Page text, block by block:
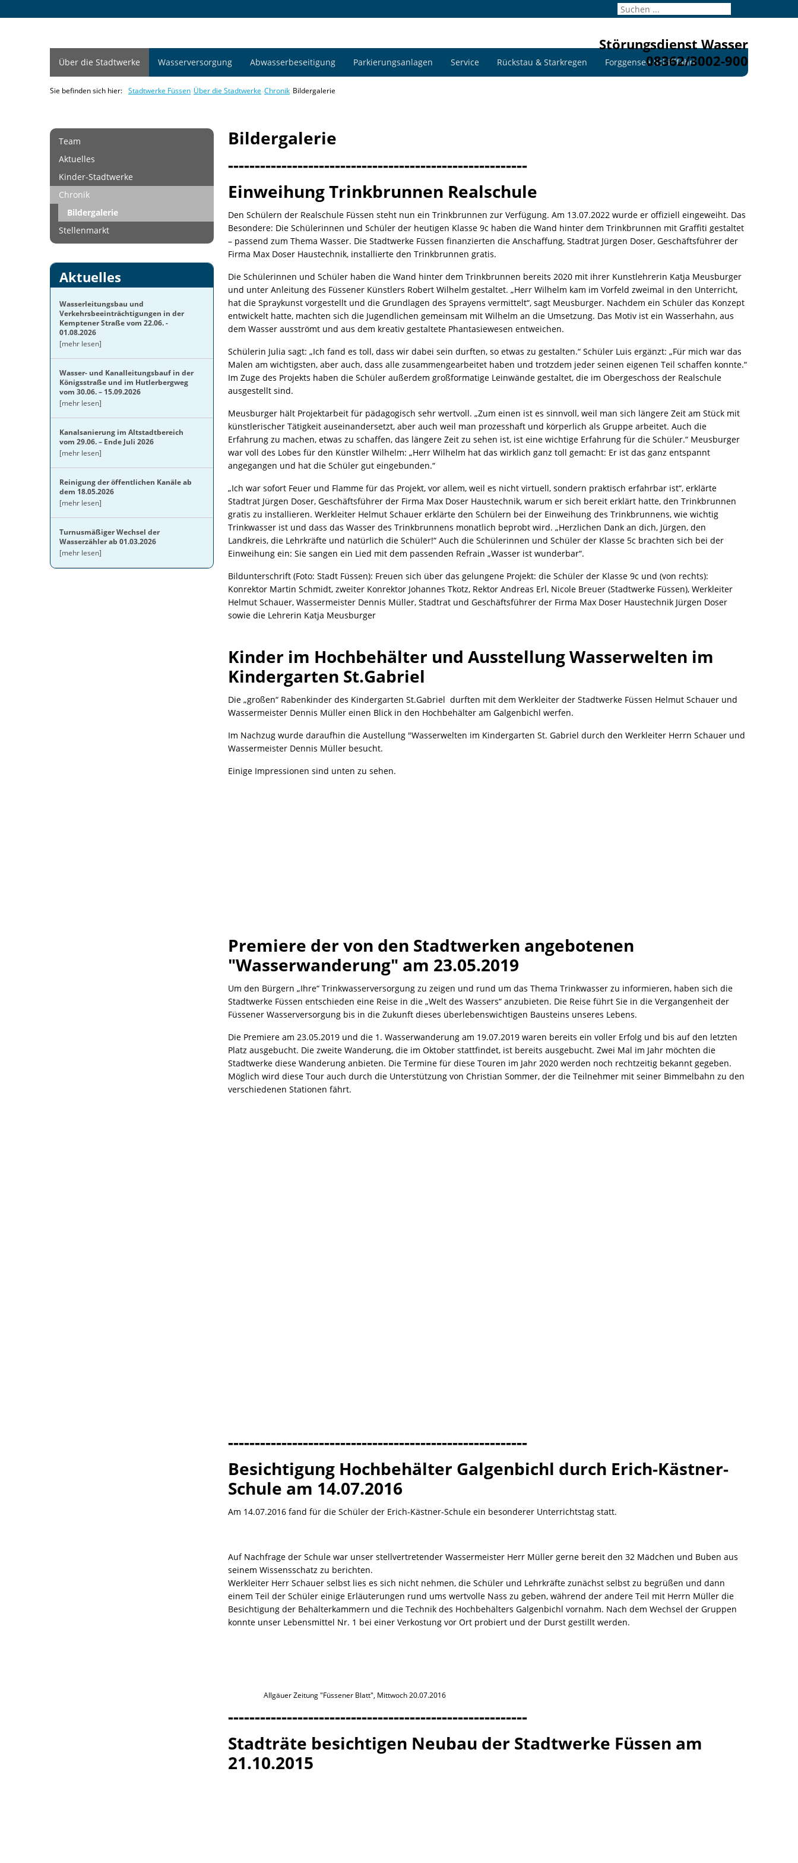
Störungsdienst Wasser
08362/3002-900
Über die Stadtwerke Wasserversorgung Abwasserbeseitigung Parkierungsanlagen Service Rückstau & Starkregen Forggensee-Schifffahrt
Sie befinden sich hier: Stadtwerke Füssen Über die Stadtwerke Chronik Bildergalerie
Team
Aktuelles
Kinder-Stadtwerke
Chronik
Bildergalerie
Stellenmarkt
Aktuelles
Wasserleitungsbau und
Verkehrsbeeinträchtigungen in der
Kemptener Straße vom 22.06. -
01.08.2026
[mehr lesen]
Wasser- und Kanalleitungsbauf in der
Königsstraße und im Hutlerbergweg
vom 30.06. – 15.09.2026
[mehr lesen]
Kanalsanierung im Altstadtbereich
vom 29.06. – Ende Juli 2026
[mehr lesen]
Reinigung der öffentlichen Kanäle ab
dem 18.05.2026
[mehr lesen]
Turnusmäßiger Wechsel der
Wasserzähler ab 01.03.2026
[mehr lesen]
Bildergalerie
--------------------------------------------------------
Einweihung Trinkbrunnen Realschule
Den Schülern der Realschule Füssen steht nun ein Trinkbrunnen zur Verfügung. Am 13.07.2022 wurde er offiziell eingeweiht. Das
Besondere: Die Schülerinnen und Schüler der heutigen Klasse 9c haben die Wand hinter dem Trinkbrunnen mit Graffiti gestaltet
– passend zum Thema Wasser. Die Stadtwerke Füssen finanzierten die Anschaffung, Stadtrat Jürgen Doser, Geschäftsführer der
Firma Max Doser Haustechnik, installierte den Trinkbrunnen gratis.
Die Schülerinnen und Schüler haben die Wand hinter dem Trinkbrunnen bereits 2020 mit ihrer Kunstlehrerin Katja Meusburger
und unter Anleitung des Füssener Künstlers Robert Wilhelm gestaltet. „Herr Wilhelm kam im Vorfeld zweimal in den Unterricht,
hat die Spraykunst vorgestellt und die Grundlagen des Sprayens vermittelt“, sagt Meusburger. Nachdem ein Schüler das Konzept
entwickelt hatte, machten sich die Jugendlichen gemeinsam mit Wilhelm an die Umsetzung. Das Motiv ist ein Wasserhahn, aus
dem Wasser ausströmt und aus dem kreativ gestaltete Phantasiewesen entweichen.
Schülerin Julia sagt: „Ich fand es toll, dass wir dabei sein durften, so etwas zu gestalten.“ Schüler Luis ergänzt: „Für mich war das
Malen am wichtigsten, aber auch, dass alle zusammengearbeitet haben und trotzdem jeder seinen eigenen Teil schaffen konnte.“
Im Zuge des Projekts haben die Schüler außerdem großformatige Leinwände gestaltet, die im Obergeschoss der Realschule
ausgestellt sind.
Meusburger hält Projektarbeit für pädagogisch sehr wertvoll. „Zum einen ist es sinnvoll, weil man sich längere Zeit am Stück mit
künstlerischer Tätigkeit auseinandersetzt, aber auch weil man prozesshaft und körperlich als Gruppe arbeitet. Auch die
Erfahrung zu machen, etwas zu schaffen, das längere Zeit zu sehen ist, ist eine wichtige Erfahrung für die Schüler.“ Meusburger
war voll des Lobes für den Künstler Wilhelm: „Herr Wilhelm hat das wirklich ganz toll gemacht: Er ist das ganz entspannt
angegangen und hat die Schüler gut eingebunden.“
„Ich war sofort Feuer und Flamme für das Projekt, vor allem, weil es nicht virtuell, sondern praktisch erfahrbar ist“, erklärte
Stadtrat Jürgen Doser, Geschäftsführer der Firma Max Doser Haustechnik, warum er sich bereit erklärt hatte, den Trinkbrunnen
gratis zu installieren. Werkleiter Helmut Schauer erklärte den Schülern bei der Einweihung des Trinkbrunnens, wie wichtig
Trinkwasser ist und dass das Wasser des Trinkbrunnens monatlich beprobt wird. „Herzlichen Dank an dich, Jürgen, den
Landkreis, die Lehrkräfte und natürlich die Schüler!“ Auch die Schülerinnen und Schüler der Klasse 5c brachten sich bei der
Einweihung ein: Sie sangen ein Lied mit dem passenden Refrain „Wasser ist wunderbar“.
Bildunterschrift (Foto: Stadt Füssen): Freuen sich über das gelungene Projekt: die Schüler der Klasse 9c und (von rechts):
Konrektor Martin Schmidt, zweiter Konrektor Johannes Tkotz, Rektor Andreas Erl, Nicole Breuer (Stadtwerke Füssen), Werkleiter
Helmut Schauer, Wassermeister Dennis Müller, Stadtrat und Geschäftsführer der Firma Max Doser Haustechnik Jürgen Doser
sowie die Lehrerin Katja Meusburger
Kinder im Hochbehälter und Ausstellung Wasserwelten im
Kindergarten St.Gabriel
Die „großen“ Rabenkinder des Kindergarten St.Gabriel durften mit dem Werkleiter der Stadtwerke Füssen Helmut Schauer und
Wassermeister Dennis Müller einen Blick in den Hochbehälter am Galgenbichl werfen.
Im Nachzug wurde daraufhin die Austellung "Wasserwelten im Kindergarten St. Gabriel durch den Werkleiter Herrn Schauer und
Wassermeister Dennis Müller besucht.
Einige Impressionen sind unten zu sehen.
Premiere der von den Stadtwerken angebotenen
"Wasserwanderung" am 23.05.2019
Um den Bürgern „Ihre“ Trinkwasserversorgung zu zeigen und rund um das Thema Trinkwasser zu informieren, haben sich die
Stadtwerke Füssen entschieden eine Reise in die „Welt des Wassers“ anzubieten. Die Reise führt Sie in die Vergangenheit der
Füssener Wasserversorgung bis in die Zukunft dieses überlebenswichtigen Bausteins unseres Lebens.
Die Premiere am 23.05.2019 und die 1. Wasserwanderung am 19.07.2019 waren bereits ein voller Erfolg und bis auf den letzten
Platz ausgebucht. Die zweite Wanderung, die im Oktober stattfindet, ist bereits ausgebucht. Zwei Mal im Jahr möchten die
Stadtwerke diese Wanderung anbieten. Die Termine für diese Touren im Jahr 2020 werden noch rechtzeitig bekannt gegeben.
Möglich wird diese Tour auch durch die Unterstützung von Christian Sommer, der die Teilnehmer mit seiner Bimmelbahn zu den
verschiedenen Stationen fährt.
--------------------------------------------------------
Besichtigung Hochbehälter Galgenbichl durch Erich-Kästner-
Schule am 14.07.2016
Am 14.07.2016 fand für die Schüler der Erich-Kästner-Schule ein besonderer Unterrichtstag statt.
Auf Nachfrage der Schule war unser stellvertretender Wassermeister Herr Müller gerne bereit den 32 Mädchen und Buben aus
seinem Wissensschatz zu berichten.
Werkleiter Herr Schauer selbst lies es sich nicht nehmen, die Schüler und Lehrkräfte zunächst selbst zu begrüßen und dann
einem Teil der Schüler einige Erläuterungen rund ums wertvolle Nass zu geben, während der andere Teil mit Herrn Müller die
Besichtigung der Behälterkammern und die Technik des Hochbehälters Galgenbichl vornahm. Nach dem Wechsel der Gruppen
konnte unser Lebensmittel Nr. 1 bei einer Verkostung vor Ort probiert und der Durst gestillt werden.
Allgäuer Zeitung "Füssener Blatt", Mittwoch 20.07.2016
--------------------------------------------------------
Stadträte besichtigen Neubau der Stadtwerke Füssen am
21.10.2015